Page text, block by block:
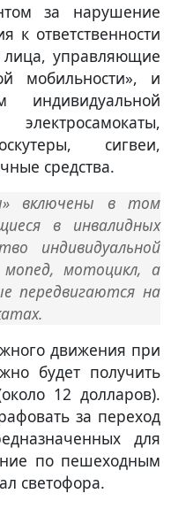
за нарушение
к ответственности
лица, управляющие
мобильности», и
сигвеи,
средства.
включены в том
в инвалидных
индивидуальной
мопед, мотоцикл, а
передвигаются на
движения при
будет получить
12 долларов).
за переход
для
по пешеходным
светофора.